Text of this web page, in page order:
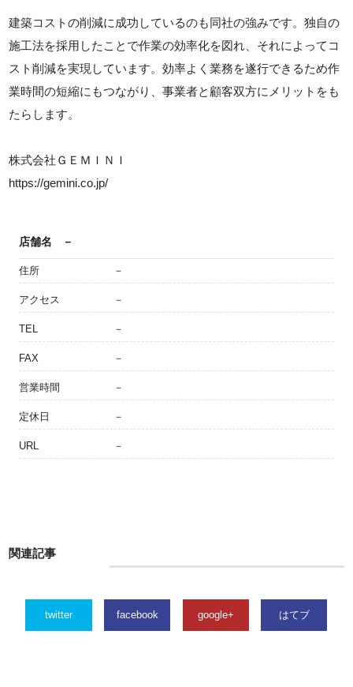
建築コストの削減に成功しているのも同社の強みです。独自の
施工法を採用したことで作業の効率化を図れ、それによってコ
スト削減を実現しています。効率よく業務を遂行できるため作
業時間の短縮にもつながり、事業者と顧客双方にメリットをも
たらします。
株式会社ＧＥＭＩＮＩ
https://gemini.co.jp/
店舗名 －
住所 －
アクセス －
TEL －
FAX －
営業時間 －
定休日 －
URL －
関連記事
twitter facebook google+ はてブ